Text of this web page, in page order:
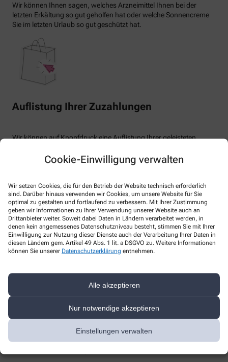
Cookie-Einwilligung verwalten
Wir setzen Cookies, die für den Betrieb der Website technisch erforderlich
sind. Darüber hinaus verwenden wir Cookies, um unsere Website für Sie
optimal zu gestalten und fortlaufend zu verbessern. Mit Ihrer Zustimmung
geben wir Informationen zu Ihrer Verwendung unserer Website auch an
Drittanbieter weiter. Soweit dabei Daten in Ländern verarbeitet werden, in
denen kein angemessenes Datenschutzniveau besteht, stimmen Sie mit Ihrer
Einwilligung zur Nutzung dieser Dienste auch der Verarbeitung Ihrer Daten in
diesen Ländern gem. Artikel 49 Abs. 1 lit. a DSGVO zu. Weitere Informationen
können Sie unserer Datenschutzerklärung entnehmen.
Alle akzeptieren
Nur notwendige akzeptieren
Einstellungen verwalten
Wir können Ihnen sagen, welches Arzneimittel Ihnen bei der
letzten Erkältung so gut geholfen hat oder welche Sonnencreme
Sie im letzten Urlaub so gut geschützt hat.
Auflistung Ihrer Zuzahlungen
Wir können auf Knopfdruck eine Auflistung Ihrer geleisteten
Nachweis Ihrer Befreiung
Kundenkarte beantragen
Jetzt schnell und einfach online beantragen und beim nächsten